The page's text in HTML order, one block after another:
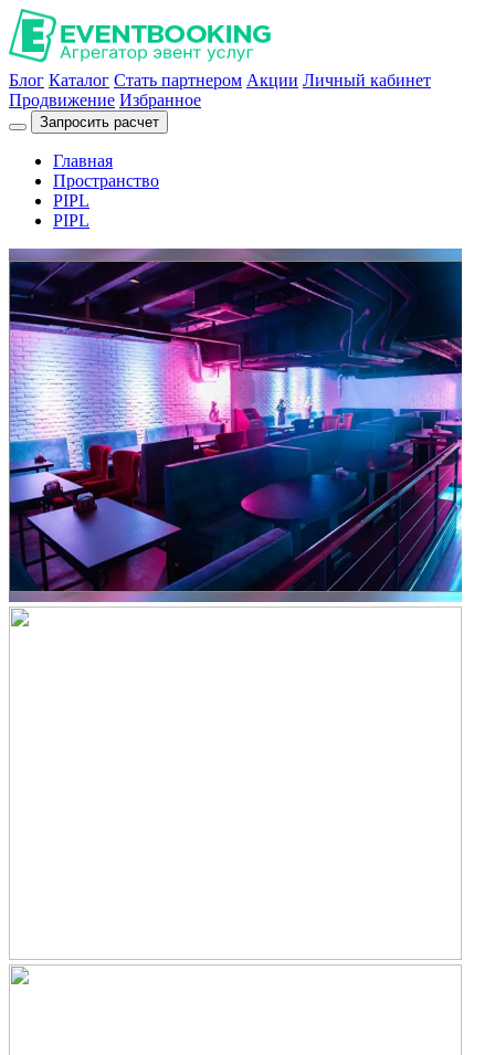
Блог Каталог Стать партнером Акции Личный кабинет
Продвижение Избранное
Запросить расчет
Главная
Пространство
PIPL
PIPL